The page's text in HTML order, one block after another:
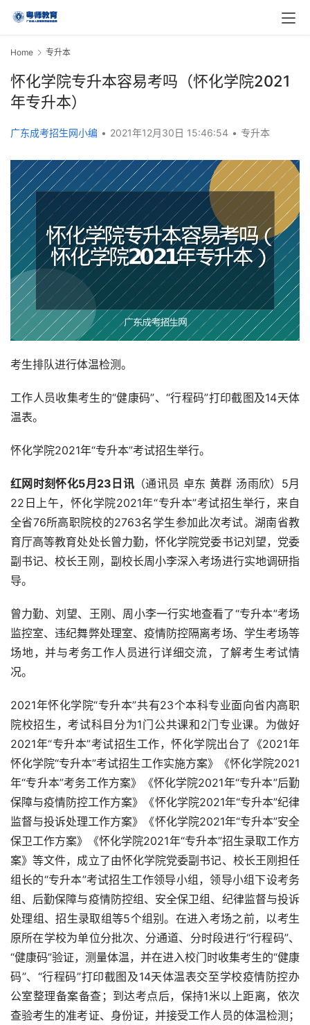
Home 专升本
怀化学院专升本容易考吗（怀化学院2021
年专升本）
广东成考招生网小编 • 2021年12月30日 15:46:54 • 专升本
考生排队进行体温检测。
工作人员收集考生的“健康码”、“行程码”打印截图及14天体
温表。
怀化学院2021年“专升本”考试招生举行。
红网时刻怀化5月23日讯 （通讯员 卓东 黄群 汤雨欣）5月
22日上午，怀化学院2021年“专升本”考试招生举行，来自
全省76所高职院校的2763名学生参加此次考试。湖南省教
育厅高等教育处处长曾力勤，怀化学院党委书记刘望，党委
副书记、校长王刚，副校长周小李深入考场进行实地调研指
导。
曾力勤、刘望、王刚、周小李一行实地查看了“专升本”考场
监控室、违纪舞弊处理室、疫情防控隔离考场、学生考场等
场地，并与考务工作人员进行详细交流，了解考生考试情
况。
2021年怀化学院“专升本”共有23个本科专业面向省内高职
院校招生，考试科目分为1门公共课和2门专业课。为做好
2021年“专升本”考试招生工作，怀化学院出台了《2021年
怀化学院“专升本”考试招生工作实施方案》《怀化学院2021
年“专升本”考务工作方案》《怀化学院2021年“专升本”后勤
保障与疫情防控工作方案》《怀化学院2021年“专升本”纪律
监督与投诉处理工作方案》《怀化学院2021年“专升本”安全
保卫工作方案》《怀化学院2021年“专升本”招生录取工作方
案》等文件，成立了由怀化学院党委副书记、校长王刚担任
组长的“专升本”考试招生工作领导小组，领导小组下设考务
组、后勤保障与疫情防控组、安全保卫组、纪律监督与投诉
处理组、招生录取组等5个组别。在进入考场之前，以考生
原所在学校为单位分批次、分通道、分时段进行“行程码”、
“健康码”验证，测量体温，并在进入校门时收集考生的“健康
码”、“行程码”打印截图及14天体温表交至学校疫情防控办
公室整理备案备查；到达考点后，保持1米以上距离，依次
查验考生的准考证、身份证，并接受工作人员的体温检测；